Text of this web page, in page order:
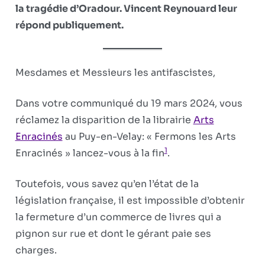
la tragédie d’Oradour. Vincent Reynouard leur
répond publiquement.
Mesdames et Messieurs les antifascistes,
Dans votre communiqué du 19 mars 2024, vous
réclamez la disparition de la librairie Arts
Enracinés au Puy-en-Velay: « Fermons les Arts
Enracinés » lancez-vous à la fin1.
Toutefois, vous savez qu’en l’état de la
législation française, il est impossible d’obtenir
la fermeture d’un commerce de livres qui a
pignon sur rue et dont le gérant paie ses
charges.